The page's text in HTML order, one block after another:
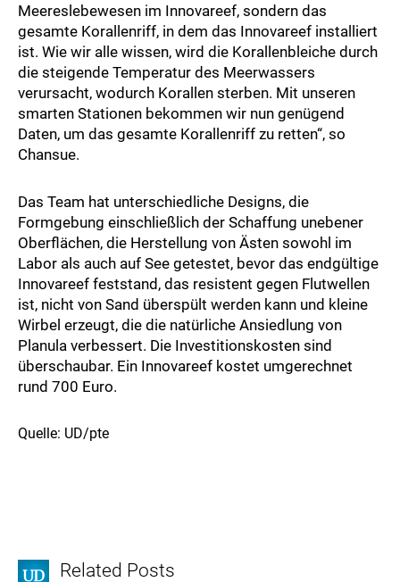
Meereslebewesen im Innovareef, sondern das
gesamte Korallenriff, in dem das Innovareef installiert
ist. Wie wir alle wissen, wird die Korallenbleiche durch
die steigende Temperatur des Meerwassers
verursacht, wodurch Korallen sterben. Mit unseren
smarten Stationen bekommen wir nun genügend
Daten, um das gesamte Korallenriff zu retten“, so
Chansue.
Das Team hat unterschiedliche Designs, die
Formgebung einschließlich der Schaffung unebener
Oberflächen, die Herstellung von Ästen sowohl im
Labor als auch auf See getestet, bevor das endgültige
Innovareef feststand, das resistent gegen Flutwellen
ist, nicht von Sand überspült werden kann und kleine
Wirbel erzeugt, die die natürliche Ansiedlung von
Planula verbessert. Die Investitionskosten sind
überschaubar. Ein Innovareef kostet umgerechnet
rund 700 Euro.
Quelle: UD/pte
Related Posts